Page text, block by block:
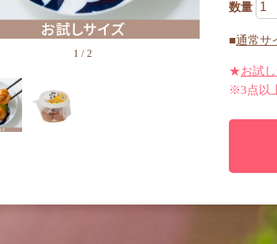
1 / 2
数量
■通常サ
★お試
※3点以